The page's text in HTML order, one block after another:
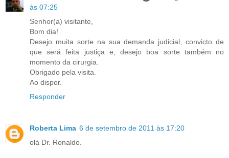
às 07:25
Senhor(a) visitante,
Bom dia!
Desejo muita sorte na sua demanda judicial, convicto de
que será feita justiça e, desejo boa sorte também no
momento da cirurgia.
Obrigado pela visita.
Ao dispor.
Responder
Roberta Lima 6 de setembro de 2011 às 17:20
olá Dr. Ronaldo.